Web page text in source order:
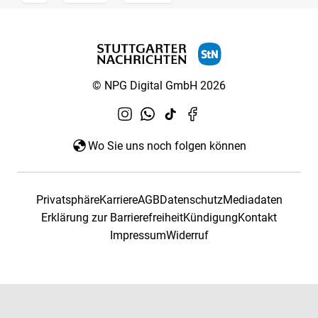
© NPG Digital GmbH 2026
Wo Sie uns noch folgen können
PrivatsphäreKarriereAGBDatenschutzMediadaten
Erklärung zur BarrierefreiheitKündigungKontakt
ImpressumWiderruf